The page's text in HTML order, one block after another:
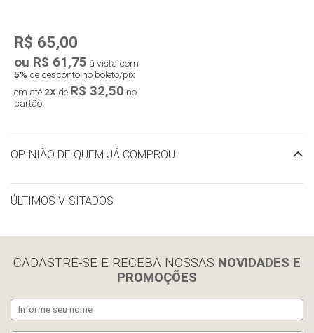
R$ 65,00
ou R$ 61,75 à vista com
5% de desconto no boleto/pix
em até 2X de R$ 32,50 no
cartão
OPINIÃO DE QUEM JÁ COMPROU
ÚLTIMOS VISITADOS
CADASTRE-SE E RECEBA NOSSAS NOVIDADES E
PROMOÇÕES